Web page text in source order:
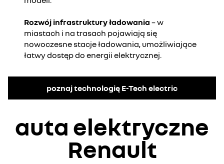
Rozwój infrastruktury ładowania – w
miastach i na trasach pojawiają się
nowoczesne stacje ładowania, umożliwiające
łatwy dostęp do energii elektrycznej.
poznaj technologię E-Tech electric
auta elektryczne
Renault